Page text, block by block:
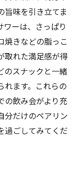
旨味を引き立てま
ワーは、さっぱり
焼きなどの脂っこ
取れた満足感が得
のスナックと一緒
れます。これらの
の飲み会がより充
分だけのペアリン
過ごしてみてくだ